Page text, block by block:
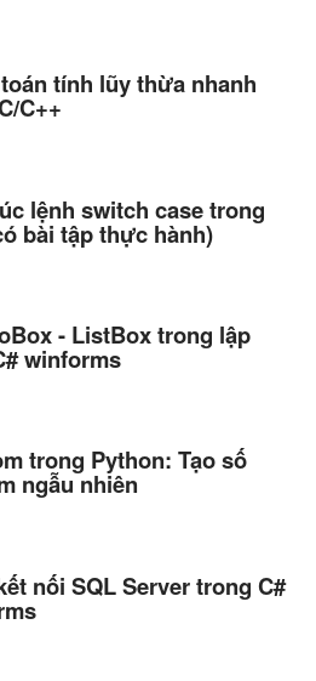
tính lũy thừa nhanh
C++
lệnh switch case trong
bài tập thực hành)
- ListBox trong lập
winforms
trong Python: Tạo số
ngẫu nhiên
nối SQL Server trong C#